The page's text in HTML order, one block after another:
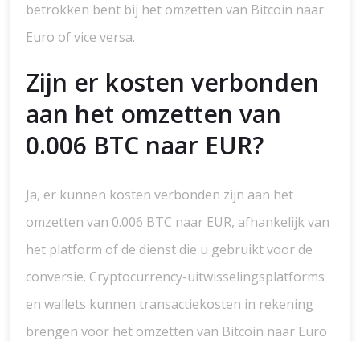
betrokken bent bij het omzetten van Bitcoin naar
Euro of vice versa.
Zijn er kosten verbonden
aan het omzetten van
0.006 BTC naar EUR?
Ja, er kunnen kosten verbonden zijn aan het
omzetten van 0.006 BTC naar EUR, afhankelijk van
het platform of de dienst die u gebruikt voor de
conversie. Cryptocurrency-uitwisselingsplatforms
en wallets kunnen transactiekosten in rekening
brengen voor het omzetten van Bitcoin naar Euro